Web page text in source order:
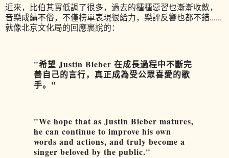
近來，比伯其實低調了很多，過去的種種惡習也漸漸收斂，
音樂成績不俗，不僅榜單表現很給力，樂評反響也都不錯......
就像北京文化局的回應裏說的：
"希望 Justin Bieber 在成長過程中不斷完
善自己的言行，真正成為受公眾喜愛的歌
手。"
"We hope that as Justin Bieber matures,
he can continue to improve his own
words and actions, and truly become a
singer beloved by the public."